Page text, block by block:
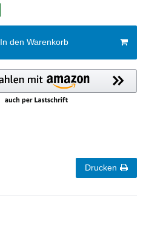
In den Warenkorb
Drucken